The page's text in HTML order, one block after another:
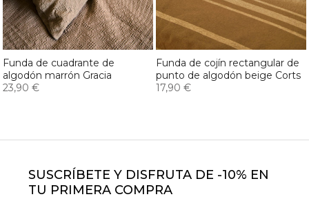
Funda de cuadrante de
algodón marrón Gracia
23,90 €
Funda de cojín rectangular de
punto de algodón beige Corts
17,90 €
SUSCRÍBETE Y DISFRUTA DE -10% EN
TU PRIMERA COMPRA